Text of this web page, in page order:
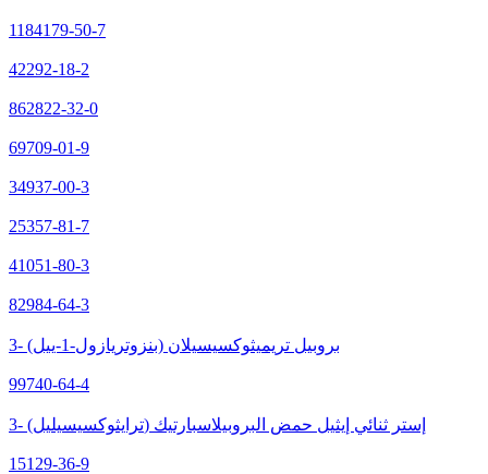
1184179-50-7
42292-18-2
862822-32-0
69709-01-9
34937-00-3
25357-81-7
41051-80-3
82984-64-3
3- (بنزوتريازول-1-ييل) بروبيل تريميثوكسيسيلان
99740-64-4
3- (ترايثوكسيسيليل) إستر ثنائي إيثيل حمض البروبيلاسبارتيك
15129-36-9